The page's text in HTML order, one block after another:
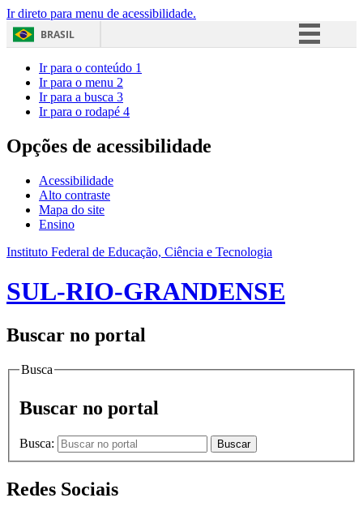
Ir direto para menu de acessibilidade.
BRASIL
Acesso à informação
Ir para o conteúdo 1
Ir para o menu 2
Ir para a busca 3
Ir para o rodapé 4
Opções de acessibilidade
Acessibilidade
Alto contraste
Mapa do site
Ensino
Instituto Federal de Educação, Ciência e Tecnologia
SUL-RIO-GRANDENSE
Buscar no portal
Busca
Buscar no portal
Busca: Buscar
Redes Sociais